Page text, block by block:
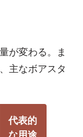
が変わる。ま
主なボアスタ
代表的
な用途